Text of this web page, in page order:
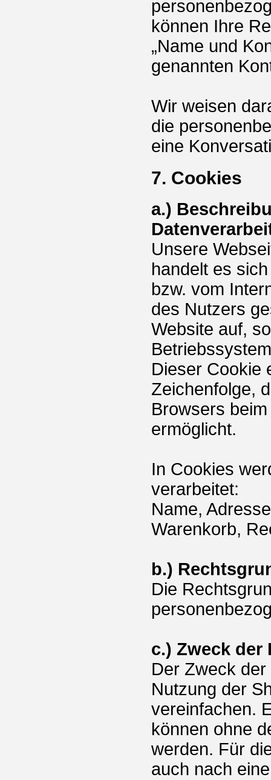
können Ihre
„Name und
genannten
Wir weisen
die
eine
7. Cookies
a.)
Unsere
handelt es
bzw. vom
des Nutzers
Website auf,
Dieser Cookie
Zeichenfolge,
Browsers
ermöglicht.
In Cookies
verarbeitet:
Name,
Warenkorb,
b.)
Die
c.) Zweck der
Der Zweck
Nutzung der
vereinfachen.
können ohne
werden. Für
auch nach